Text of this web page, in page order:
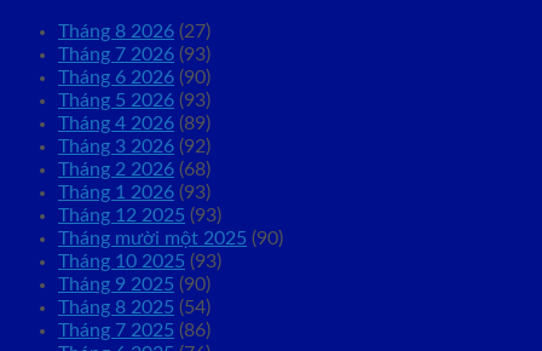
Tháng 8 2026 (27)
Tháng 7 2026 (93)
Tháng 6 2026 (90)
Tháng 5 2026 (93)
Tháng 4 2026 (89)
Tháng 3 2026 (92)
Tháng 2 2026 (68)
Tháng 1 2026 (93)
Tháng 12 2025 (93)
Tháng mười một 2025 (90)
Tháng 10 2025 (93)
Tháng 9 2025 (90)
Tháng 8 2025 (54)
Tháng 7 2025 (86)